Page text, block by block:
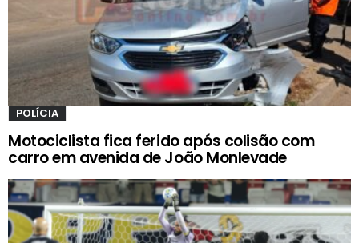
POLÍCIA
Motociclista fica ferido após colisão com
carro em avenida de João Monlevade